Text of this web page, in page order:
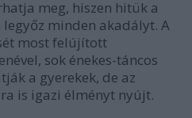
meg, hiszen hitük a
minden akadályt. A
most felújított
sok énekes-táncos
a gyerekek, de az
is igazi élményt nyújt.